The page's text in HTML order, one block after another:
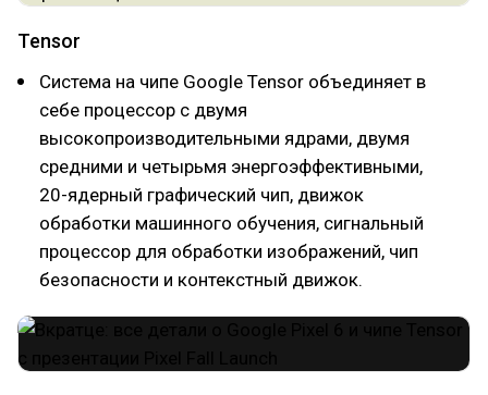
Tensor
Система на чипе Google Tensor объединяет в
себе процессор с двумя
высокопроизводительными ядрами, двумя
средними и четырьмя энергоэффективными,
20-ядерный графический чип, движок
обработки машинного обучения, сигнальный
процессор для обработки изображений, чип
безопасности и контекстный движок.